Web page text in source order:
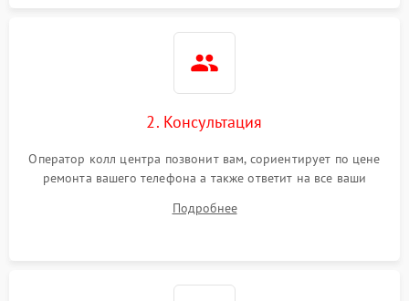
2. Консультация
Оператор колл центра позвонит вам, сориентирует по цене
ремонта вашего телефона а также ответит на все ваши
Подробнее